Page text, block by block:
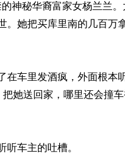
神秘华裔富家女杨兰兰
。她把买库里南的几百万
在车里发酒疯，外面根本
她送回家，哪里还会撞
车主的吐槽。